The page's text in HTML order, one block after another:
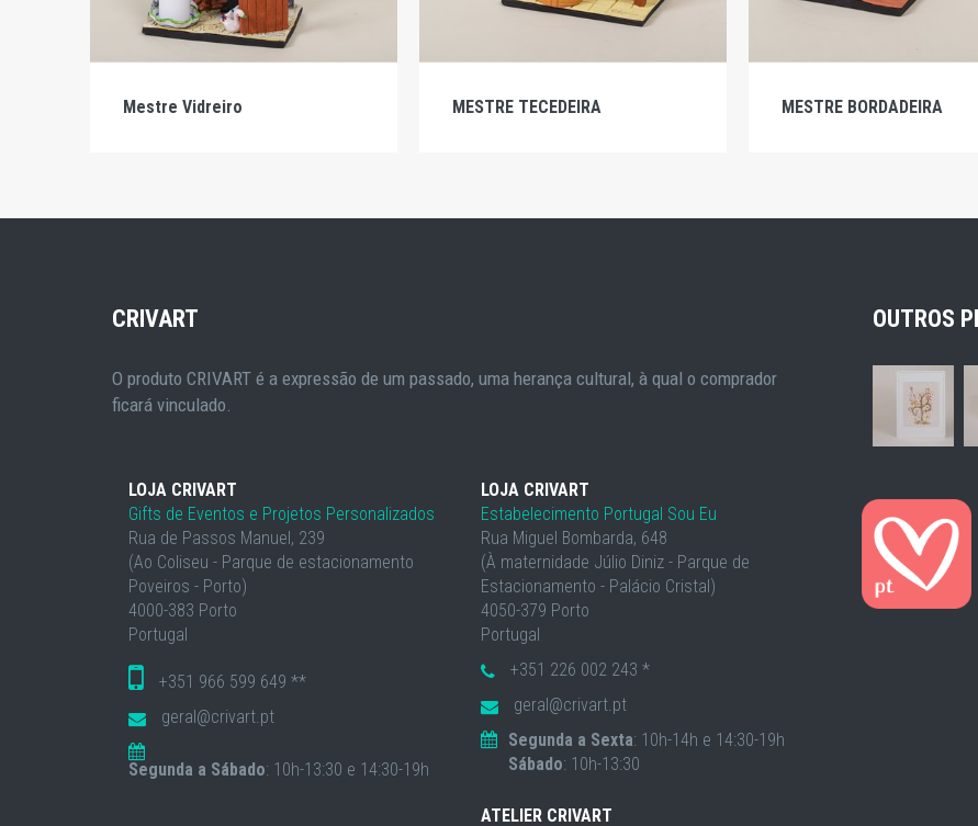
Mestre Vidreiro MESTRE TECEDEIRA MESTRE BORDADEIRA
CRIVART
O produto CRIVART é a expressão de um passado, uma herança cultural, à qual o comprador
ficará vinculado.
LOJA CRIVART
Gifts de Eventos e Projetos Personalizados
Rua de Passos Manuel, 239
(Ao Coliseu - Parque de estacionamento
Poveiros - Porto)
4000-383 Porto
Portugal
+351 966 599 649 **
geral@crivart.pt
Segunda a Sábado: 10h-13:30 e 14:30-19h
LOJA CRIVART
Estabelecimento Portugal Sou Eu
Rua Miguel Bombarda, 648
(À maternidade Júlio Diniz - Parque de
Estacionamento - Palácio Cristal)
4050-379 Porto
Portugal
+351 226 002 243 *
geral@crivart.pt
Segunda a Sexta: 10h-14h e 14:30-19h
Sábado: 10h-13:30
ATELIER CRIVART
OUTROS